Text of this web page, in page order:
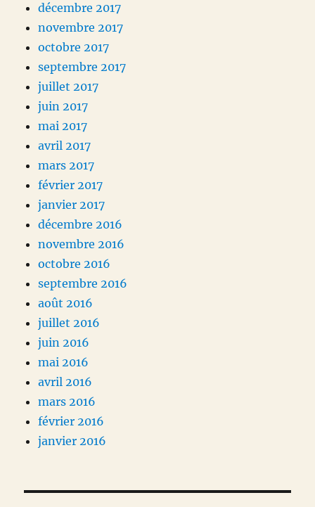
décembre 2017
novembre 2017
octobre 2017
septembre 2017
juillet 2017
juin 2017
mai 2017
avril 2017
mars 2017
février 2017
janvier 2017
décembre 2016
novembre 2016
octobre 2016
septembre 2016
août 2016
juillet 2016
juin 2016
mai 2016
avril 2016
mars 2016
février 2016
janvier 2016